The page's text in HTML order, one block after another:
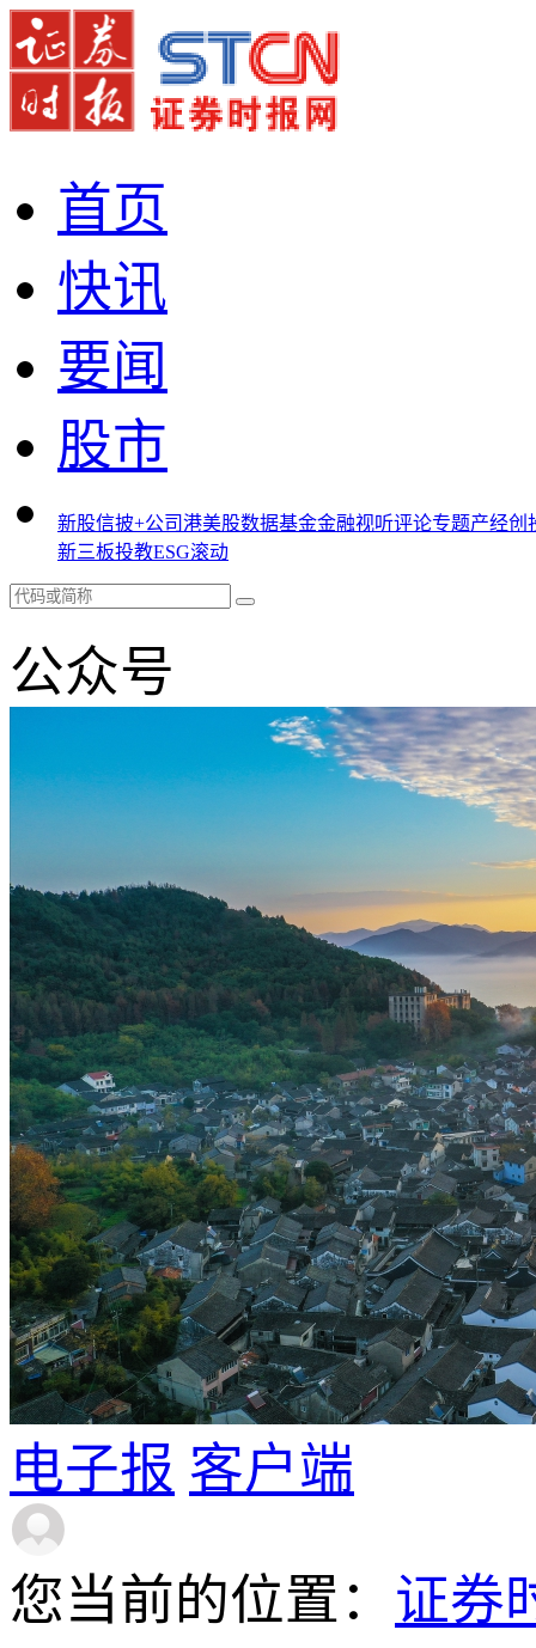
首页
快讯
要闻
股市
新股信披+公司港美股数据基金金融视听评论专题产经创
新三板投教ESG滚动
公众号
电子报 客户端
您当前的位置： 证券